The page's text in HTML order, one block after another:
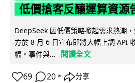
低價搶客反釀運算資源
DeepSeek 因低價策略掀起需求熱潮
方於 8 月 6 日宣布即將大幅上調 API
幅。事件與...
閱讀全文
69 20 ↗ 分享